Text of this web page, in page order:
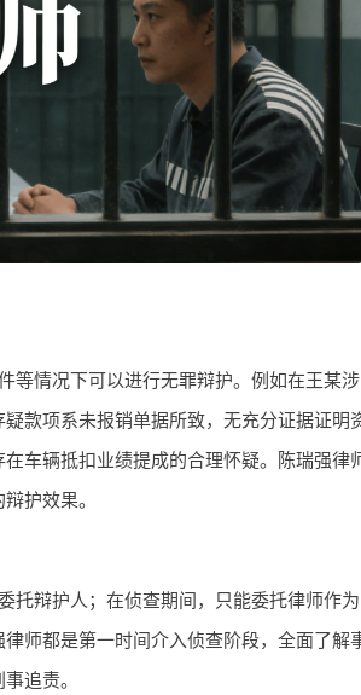
等情况下可以进行无罪辩护。例如在王某涉
款项系未报销单据所致，无充分证据证明
车辆抵扣业绩提成的合理怀疑。陈瑞强律
护效果。
托辩护人；在侦查期间，只能委托律师作为
师都是第一时间介入侦查阶段，全面了解
追责。